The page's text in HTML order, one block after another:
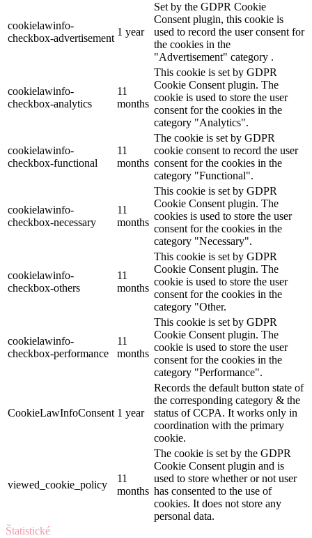
cookielawinfo-
checkbox-advertisement
1 year
Set by the GDPR Cookie
Consent plugin, this cookie is
used to record the user consent for
the cookies in the
"Advertisement" category .
cookielawinfo-
checkbox-analytics
11
months
This cookie is set by GDPR
Cookie Consent plugin. The
cookie is used to store the user
consent for the cookies in the
category "Analytics".
cookielawinfo-
checkbox-functional
11
months
The cookie is set by GDPR
cookie consent to record the user
consent for the cookies in the
category "Functional".
cookielawinfo-
checkbox-necessary
11
months
This cookie is set by GDPR
Cookie Consent plugin. The
cookies is used to store the user
consent for the cookies in the
category "Necessary".
cookielawinfo-
checkbox-others
11
months
This cookie is set by GDPR
Cookie Consent plugin. The
cookie is used to store the user
consent for the cookies in the
category "Other.
cookielawinfo-
checkbox-performance
11
months
This cookie is set by GDPR
Cookie Consent plugin. The
cookie is used to store the user
consent for the cookies in the
category "Performance".
CookieLawInfoConsent 1 year
Records the default button state of
the corresponding category & the
status of CCPA. It works only in
coordination with the primary
cookie.
viewed_cookie_policy
11
months
The cookie is set by the GDPR
Cookie Consent plugin and is
used to store whether or not user
has consented to the use of
cookies. It does not store any
personal data.
Štatistické